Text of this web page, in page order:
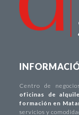
Centro de
oficinas de
formación en
servicios y